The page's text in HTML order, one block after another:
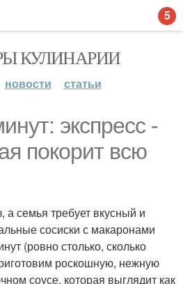
КУЛИНАРИИ
новости статьи
экспресс -
покорит всю
а семья требует вкусный и
сосиски с макаронами
(ровно столько, сколько
роскошную, нежную
соусе, которая выглядит как
5